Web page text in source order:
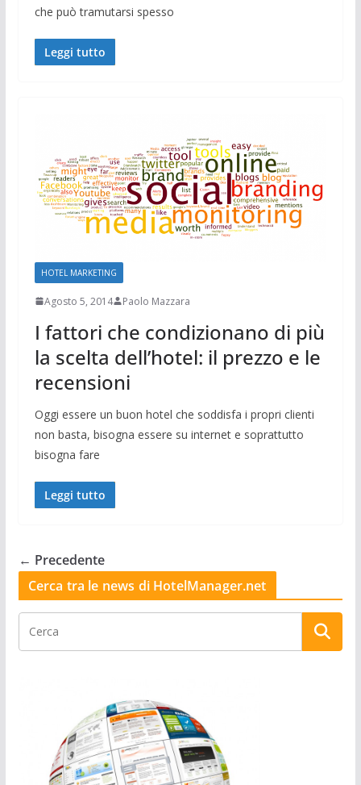
che può tramutarsi spesso
Leggi tutto
HOTEL MARKETING
Agosto 5, 2014 Paolo Mazzara
I fattori che condizionano di più
la scelta dell’hotel: il prezzo e le
recensioni
Oggi essere un buon hotel che soddisfa i propri clienti
non basta, bisogna essere su internet e soprattutto
bisogna fare
Leggi tutto
← Precedente
Cerca tra le news di HotelManager.net